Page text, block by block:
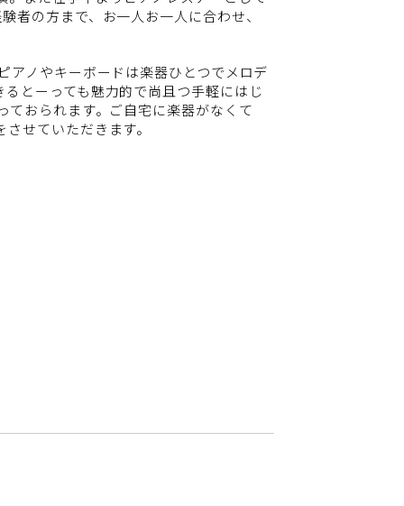
者の方まで、お一人お一人に合わせ、
アノやキーボードは楽器ひとつでメロデ
とーっても魅力的で尚且つ手軽にはじ
おられます。ご自宅に楽器がなくて
せていただきます。